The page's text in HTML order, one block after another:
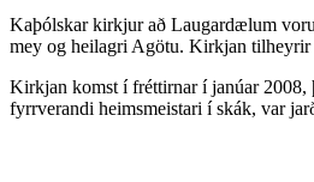
Kaþólskar kirkjur að Laugardælum
mey og heilagri Agötu. Kirkjan tilheyrir
Kirkjan komst í fréttirnar í janúar 2008,
fyrrverandi heimsmeistari í skák, var